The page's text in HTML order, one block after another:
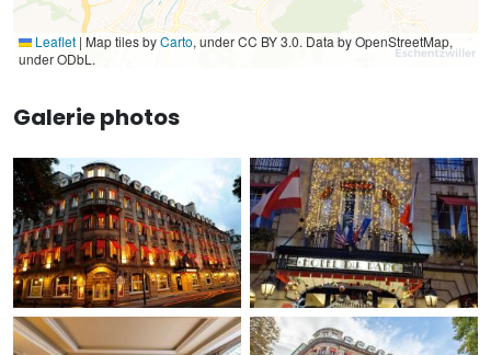
Leaflet | Map tiles byCarto, under CC BY 3.0. Data by OpenStreetMap,
under ODbL.
Galerie photos